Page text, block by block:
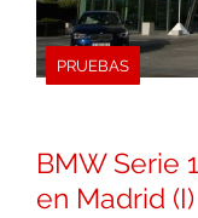
PRUEBAS
BMW Serie
en Madrid (I)